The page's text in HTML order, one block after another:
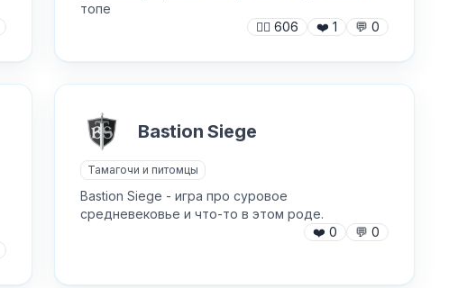
топе
🙍‍♂️ 606 ❤️ 1 💬 0
Bastion Siege
Тамагочи и питомцы
Bastion Siege - игра про суровое
средневековье и что-то в этом роде.
❤️ 0 💬 0